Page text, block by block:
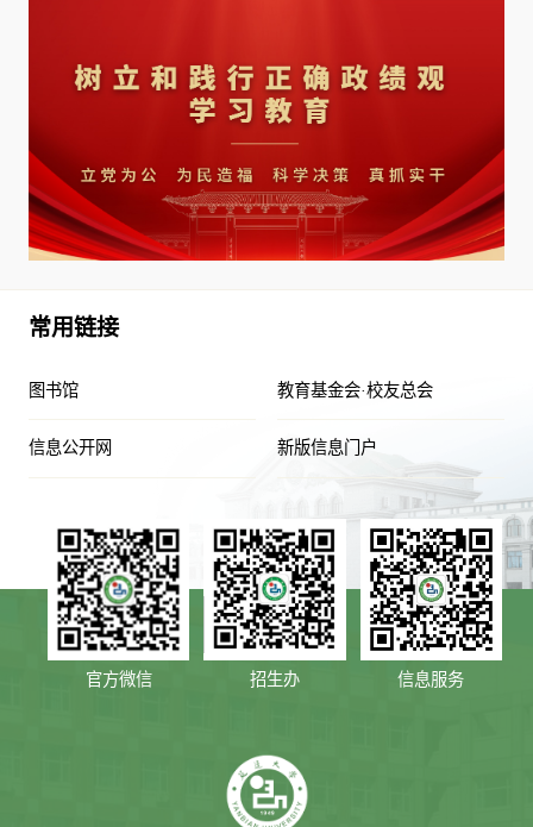
常用链接
图书馆 教育基金会·校友总会
信息公开网 新版信息门户
官方微信 招生办 信息服务